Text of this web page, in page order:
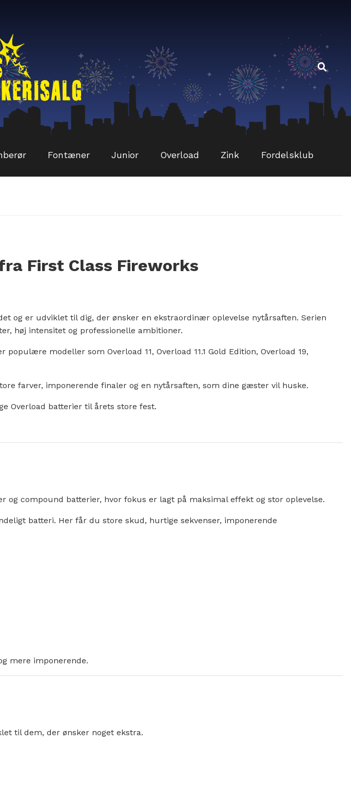
Fontæner Junior Overload Zink Fordelsklub
First Class Fireworks
og er udviklet til dig, der ønsker en ekstraordinær oplevelse nytårsaften. Serien
høj intensitet og professionelle ambitioner.
populære modeller som Overload 11, Overload 11.1 Gold Edition, Overload 19,
farver, imponerende finaler og en nytårsaften, som dine gæster vil huske.
Overload batterier til årets store fest.
og compound batterier, hvor fokus er lagt på maksimal effekt og stor oplevelse.
batteri. Her får du store skud, hurtige sekvenser, imponerende
mere imponerende.
til dem, der ønsker noget ekstra.